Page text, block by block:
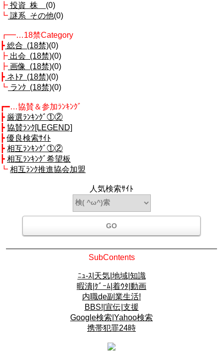
┣ 投資 株 (0)
┗ 謎系 その他(0)
┏━…18禁Category
┣ 総合 (18禁)(0)
┣ 出会 (18禁)(0)
┣ 画像 (18禁)(0)
┣ ネﾄｱ (18禁)(0)
┗ ラﾝｸ (18禁)(0)
┏━…協賛＆参加ﾗﾝｷﾝｸﾞ
┣ 厳選ﾗﾝｷﾝｸﾞ①②
┣ 協賛ﾗﾝｸ[LEGEND]
┣ 優良検索ｻｲﾄ
┣ 相互ﾗﾝｷﾝｸﾞ①②
┣ 相互ﾗﾝｷﾝｸﾞ希望板
┗ 相互ﾗﾝｸ推進協会加盟
人気検索ｻｲﾄ
SubContents
ﾆｭ-ｽ| 天気| 地域| 知識
暇潰 ｹﾞｰﾑ 着ｳﾀ 動画
内職de副業生活!
BBS! 宣伝 支援
Google検索 Yahoo検索
携帯犯罪24時